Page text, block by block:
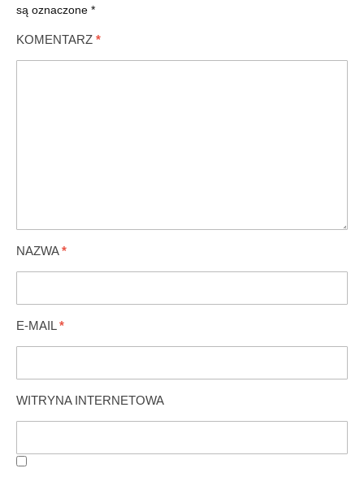
są oznaczone *
KOMENTARZ *
NAZWA*
E-MAIL *
WITRYNA INTERNETOWA